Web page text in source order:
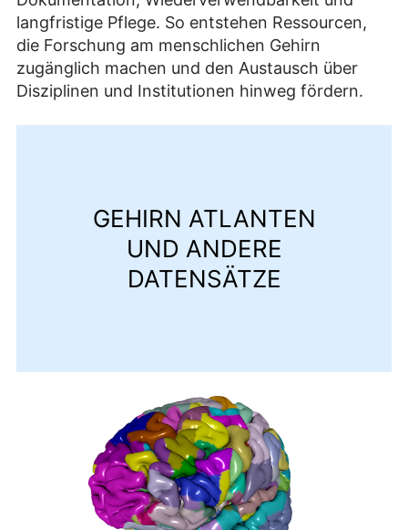
langfristige Pflege. So entstehen Ressourcen,
die Forschung am menschlichen Gehirn
zugänglich machen und den Austausch über
Disziplinen und Institutionen hinweg fördern.
GEHIRN ATLANTEN
UND ANDERE
DATENSÄTZE